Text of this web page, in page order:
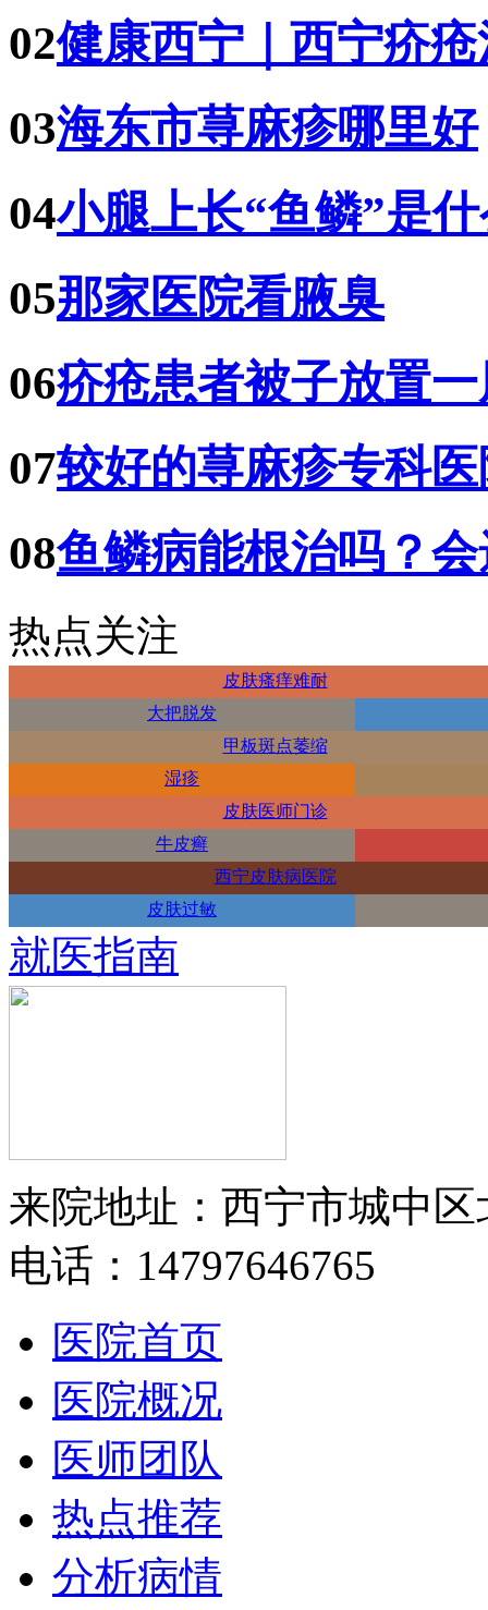
02健康西宁｜西宁疥
03海东市荨麻疹哪里好
04小腿上长“鱼鳞”是
05那家医院看腋臭
06疥疮患者被子放置
07较好的荨麻疹专科
08鱼鳞病能根治吗？
热点关注
皮肤瘙痒难耐
大把脱发
甲板斑点萎缩
湿疹
皮肤医师门诊
牛皮癣
西宁皮肤病医院
皮肤过敏
就医指南
来院地址：西宁市城中区
电话：14797646765
医院首页
医院概况
医师团队
热点推荐
分析病情